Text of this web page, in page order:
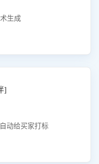
生成
]
动给买家打标